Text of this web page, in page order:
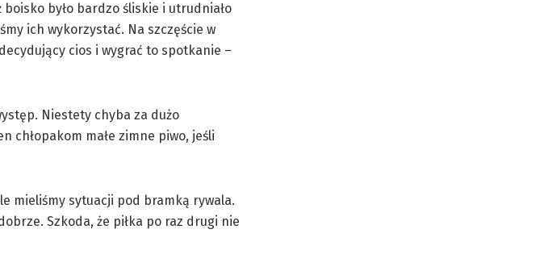
było bardzo śliskie i utrudniało
ich wykorzystać. Na szczęście w
cios i wygrać to spotkanie –
Niestety chyba za dużo
chłopakom małe zimne piwo, jeśli
mieliśmy sytuacji pod bramką rywala.
Szkoda, że piłka po raz drugi nie